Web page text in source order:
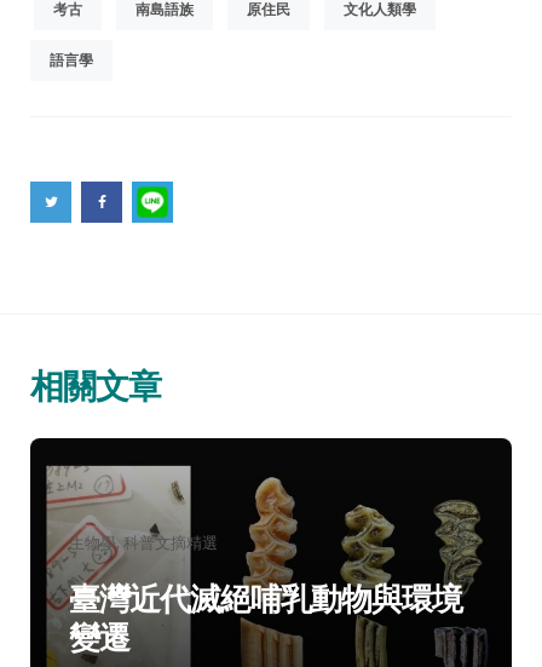
考古 南島語族 原住民 文化人類學
語言學
相關文章
分
類：
生物學 科普文摘精選
臺灣近代滅絕哺乳動物與環境
變遷